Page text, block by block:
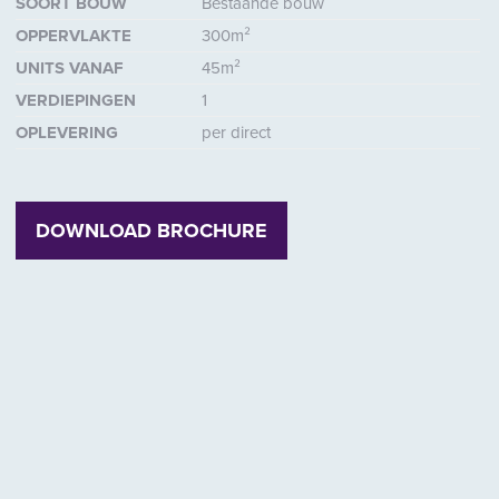
OPPERVLAKTE
300m²
UNITS VANAF
45m²
VERDIEPINGEN
1
OPLEVERING
per direct
DOWNLOAD BROCHURE